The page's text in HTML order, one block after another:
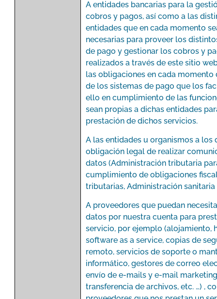
A entidades bancarias para la
cobros y pagos, así como a las
entidades que en cada momento
necesarias para proveer los
de pago y gestionar los cobros y
realizados a través de este sitio
las obligaciones en cada momento
de los sistemas de pago que los
ello en cumplimiento de las
sean propias a dichas entidades
prestación de dichos servicios.
A las entidades u organismos a los
obligación legal de realizar
datos (Administración tributaria
cumplimiento de obligaciones
tributarias, Administración sanitaria
A proveedores que puedan
datos por nuestra cuenta para
servicio, por ejemplo (alojamiento,
software as a service, copias de
remoto, servicios de soporte o
informático, gestores de correo
envío de e-mails y e-mail
transferencia de archivos, etc. …) ,